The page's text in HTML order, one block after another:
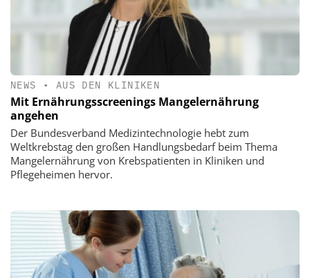
NEWS • AUS DEN KLINIKEN
Mit Ernährungsscreenings Mangelernährung
angehen
Der Bundesverband Medizintechnologie hebt zum
Weltkrebstag den großen Handlungsbedarf beim Thema
Mangelernährung von Krebspatienten in Kliniken und
Pflegeheimen hervor.